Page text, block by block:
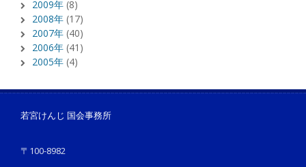
2009年 (8)
2008年 (17)
2007年 (40)
2006年 (41)
2005年 (4)
若宮けんじ 国会事務所
〒100-8982